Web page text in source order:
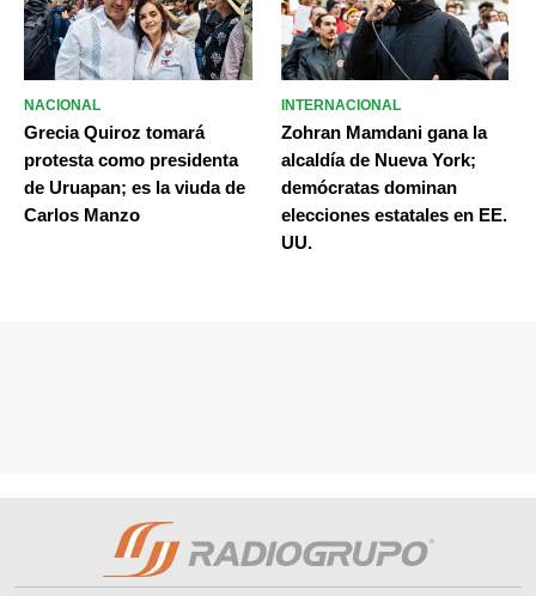
NACIONAL
Grecia Quiroz tomará
protesta como presidenta
de Uruapan; es la viuda de
Carlos Manzo
INTERNACIONAL
Zohran Mamdani gana la
alcaldía de Nueva York;
demócratas dominan
elecciones estatales en EE.
UU.